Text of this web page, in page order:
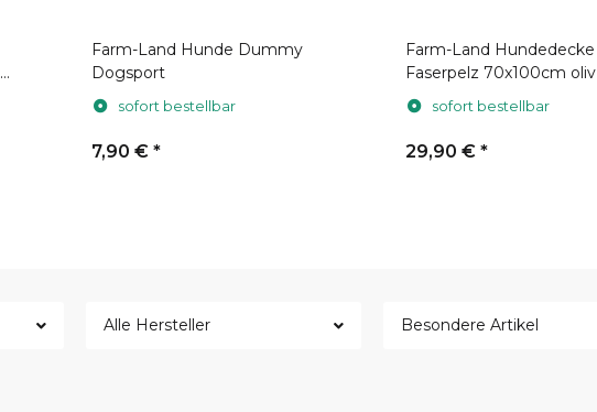
Farm-Land Hunde Dummy
Dogsport
sofort bestellbar
7,90 € *
Farm-Land Hundedecke
Faserpelz 70x100cm oliv
sofort bestellbar
29,90 € *
Alle Hersteller Besondere Artikel